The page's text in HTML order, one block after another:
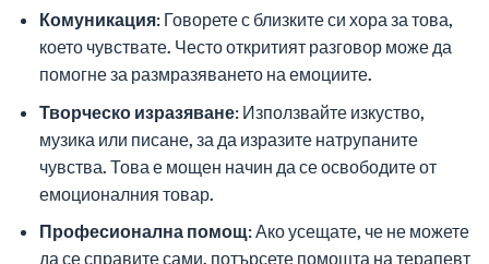
Комуникация:Говорете с близките си хора за това,
което чувствате. Често откритият разговор може да
помогне за размразяването на емоциите.
Творческо изразяване:Използвайте изкуство,
музика или писане, за да изразите натрупаните
чувства. Това е мощен начин да се освободите от
емоционалния товар.
Професионална помощ:Ако усещате, че не можете
да се справите сами, потърсете помощта на терапевт